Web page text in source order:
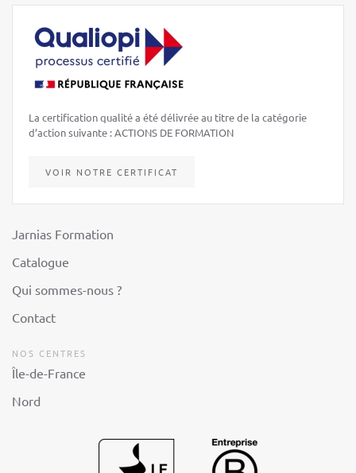
La certification qualité a été délivrée au titre de la catégorie
d’action suivante : ACTIONS DE FORMATION
VOIR NOTRE CERTIFICAT
Jarnias Formation
Catalogue
Qui sommes-nous ?
Contact
NOS CENTRES
Île-de-France
Nord